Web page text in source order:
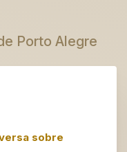
Porto Alegre
sobre